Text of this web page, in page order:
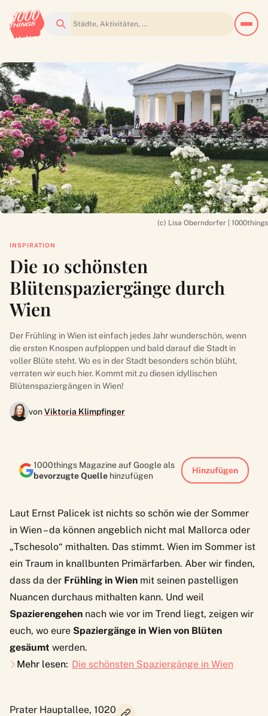
Suchen
(c) Lisa Oberndorfer | 1000things
INSPIRATION
Die 10 schönsten
Blütenspaziergänge durch
Wien
Der Frühling in Wien ist einfach jedes Jahr wunderschön, wenn
die ersten Knospen aufploppen und bald darauf die Stadt in
voller Blüte steht. Wo es in der Stadt besonders schön blüht,
verraten wir euch hier. Kommt mit zu diesen idyllischen
Blütenspaziergängen in Wien!
vonViktoria Klimpfinger
1000things Magazine auf Google als
bevorzugte Quelle hinzufügen
Hinzufügen
Laut Ernst Palicek ist nichts so schön wie der Sommer
in Wien – da können angeblich nicht mal Mallorca oder
„Tschesolo“ mithalten. Das stimmt. Wien im Sommer ist
ein Traum in knallbunten Primärfarben. Aber wir finden,
dass da der Frühling in Wien mit seinen pastelligen
Nuancen durchaus mithalten kann. Und weil
Spazierengehen nach wie vor im Trend liegt, zeigen wir
euch, wo eure Spaziergänge in Wien von Blüten
gesäumt werden.
Mehr lesen: Die schönsten Spaziergänge in Wien
Prater Hauptallee, 1020